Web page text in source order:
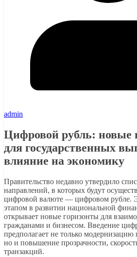
admin
Цифровой рубль: новые
для государственных
влияние на экономику
Правительство недавно утвердило
направлений, в которых будут
цифровой валюте — цифровом рубле.
этапом в развитии национальной
открывает новые горизонты для
гражданами и бизнесом. Введение
предполагает не только
но и повышение прозрачности,
транзакций.